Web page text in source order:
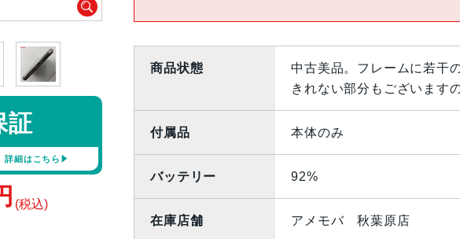
証
詳細はこちら
(税込)
商品状態
中古美品。フレームに若干
きれない部分もございます
付属品 本体のみ
バッテリー 92%
在庫店舗 アメモバ 秋葉原店